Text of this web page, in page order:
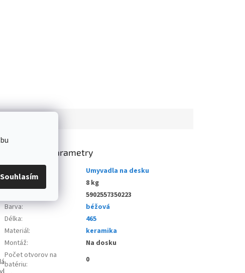
Souhlasím
Doplňkové parametry
Umyvadla na desku
Hmotnost:
8 kg
5902557350223
Barva:
béžová
Délka:
465
Materiál:
keramika
Montáž:
Na dosku
Počet otvorov na
batériu:
0